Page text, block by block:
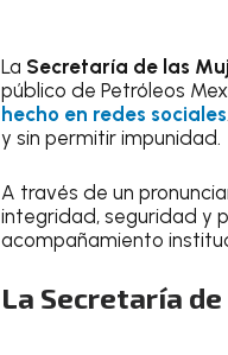
La Secretaría de las
público de Petróleos
hecho en redes sociales
y sin permitir impunidad.
A través de un
integridad, seguridad y
acompañamiento
La Secretaría